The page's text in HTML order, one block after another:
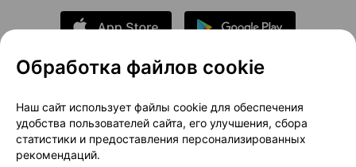
О проекте
Новости проекта
Размещение рекламы
Медицинский маркетинг
Публичный договор
Доставка
Обработка файлов cookie
Наш сайт использует файлы cookie для обеспечения
удобства пользователей сайта, его улучшения, сбора
статистики и предоставления персонализированных
рекомендаций.